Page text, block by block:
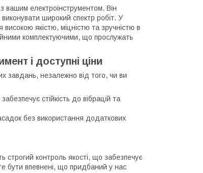
електроінструментом. Він
широкий спектр робіт. У
якістю, міцністю та зручністю в
комплектуючими, що прослужать
і доступні ціни
завдань, незалежно від того, чи ви
стійкість до вібрацій та
без використання додаткових
контроль якості, що забезпечує
бути впевнені, що придбаний у нас